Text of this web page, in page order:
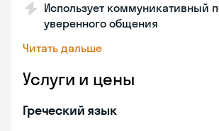
Использует коммуникативный
уверенного общения
Читать дальше
Услуги и цены
Греческий язык